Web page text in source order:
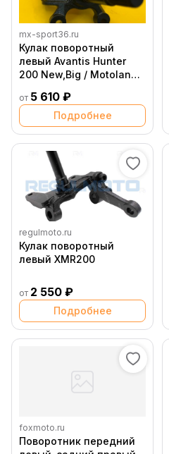
mx-sport36.ru
Кулак поворотный
левый Avantis Hunter
200 New,Big / Motoland
от 5 610 ₽
Подробнее
regulmoto.ru
Кулак поворотный
левый XMR200
от 2 550 ₽
Подробнее
foxmoto.ru
Поворотник передний